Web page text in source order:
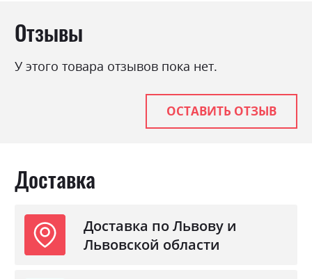
Фабрика:
Цвет (Фасад):
дуб крафт/білий глянець
мінімалізм, модерн
Отзывы
У этого товара отзывов пока нет.
ОСТАВИТЬ ОТЗЫВ
Доставка
Доставка по Львову и
Львовской области